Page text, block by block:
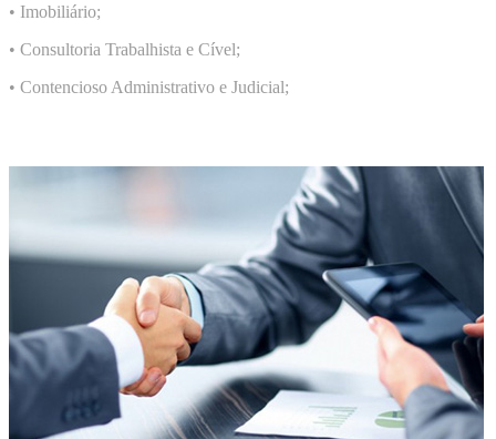
• Imobiliário;
• Consultoria Trabalhista e Cível;
• Contencioso Administrativo e Judicial;